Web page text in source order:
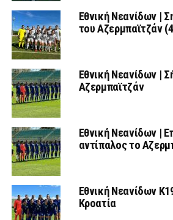
Εθνική Νεανίδων |
του Αζερμπαϊτζάν
Εθνική Νεανίδων |
Αζερμπαϊτζάν
Εθνική Νεανίδων |
αντίπαλος το
Εθνική Νεανίδων
Κροατία